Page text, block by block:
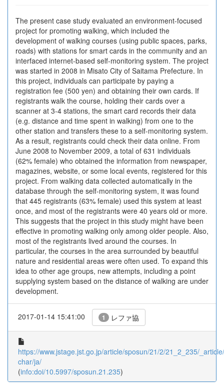
The present case study evaluated an environment-focused
project for promoting walking, which included the
development of walking courses (using public spaces, parks,
roads) with stations for smart cards in the community and an
interfaced internet-based self-monitoring system. The project
was started in 2008 in Misato City of Saitama Prefecture. In
this project, individuals can participate by paying a
registration fee (500 yen) and obtaining their own cards. If
registrants walk the course, holding their cards over a
scanner at 3-4 stations, the smart card records their data
(e.g. distance and time spent in walking) from one to the
other station and transfers these to a self-monitoring system.
As a result, registrants could check their data online. From
June 2008 to November 2009, a total of 631 individuals
(62% female) who obtained the information from newspaper,
magazines, website, or some local events, registered for this
project. From walking data collected automatically in the
database through the self-monitoring system, it was found
that 445 registrants (63% female) used this system at least
once, and most of the registrants were 40 years old or more.
This suggests that the project in this study might have been
effective in promoting walking only among older people. Also,
most of the registrants lived around the courses. In
particular, the courses in the area surrounded by beautiful
nature and residential areas were often used. To expand this
idea to other age groups, new attempts, including a point
supplying system based on the distance of walking are under
development.
2017-01-14 15:41:00 1 レファ協
https://www.jstage.jst.go.jp/article/sposun/21/2/21_2_235/
char/ja/
(info:doi/10.5997/sposun.21.235)